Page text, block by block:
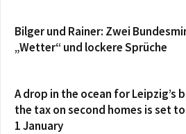
Bilger und Rainer: Zwei
„Wetter“ und lockere Sprüche
A drop in the ocean for Leipzig’s
the tax on second homes is set
1 January